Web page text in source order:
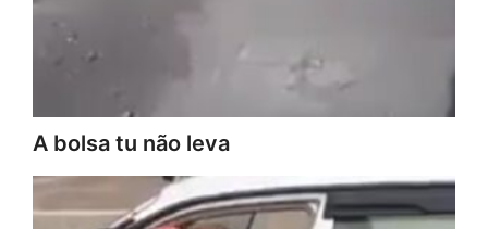
A bolsa tu não leva